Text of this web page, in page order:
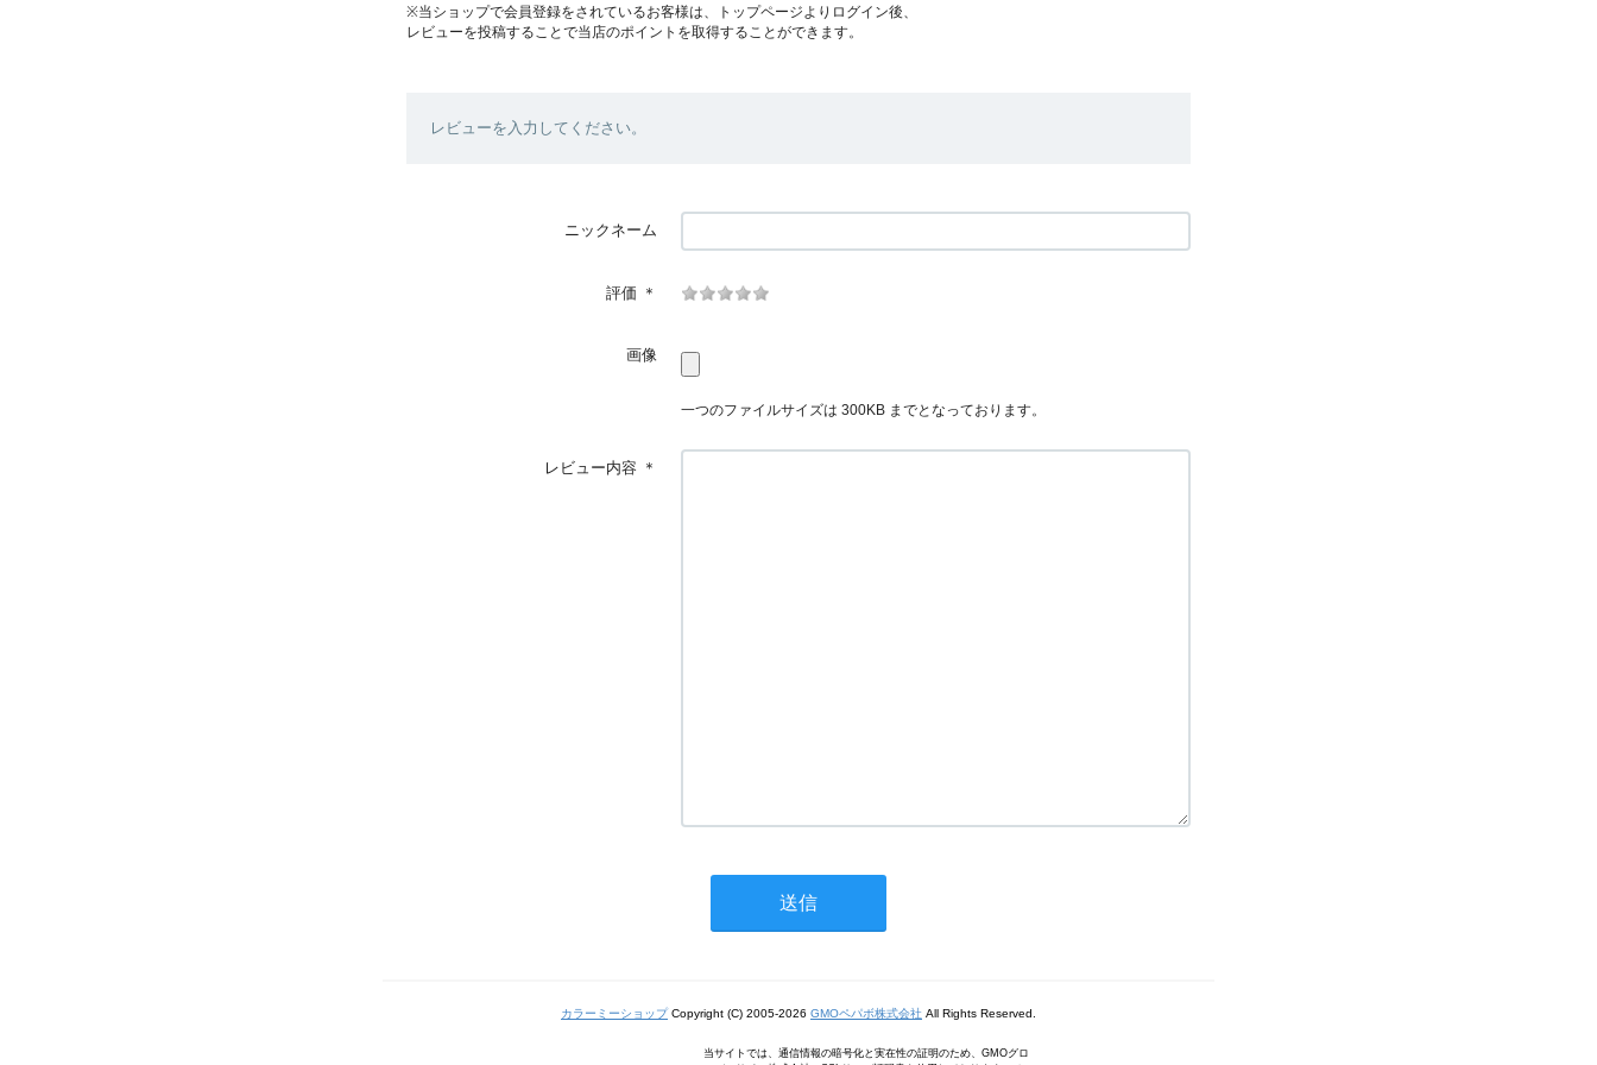
※当ショップで会員登録をされているお客様は、トップページよりログイン後、
レビューを投稿することで当店のポイントを取得することができます。
レビューを入力してください。
ニックネーム
評価 ＊
画像
一つのファイルサイズは 300KB までとなっております。
レビュー内容 ＊
カラーミーショップCopyright (C) 2005-2026 GMOペパボ株式会社 All Rights Reserved.
当サイトでは、通信情報の暗号化と実在性の証明のため、GMOグロ